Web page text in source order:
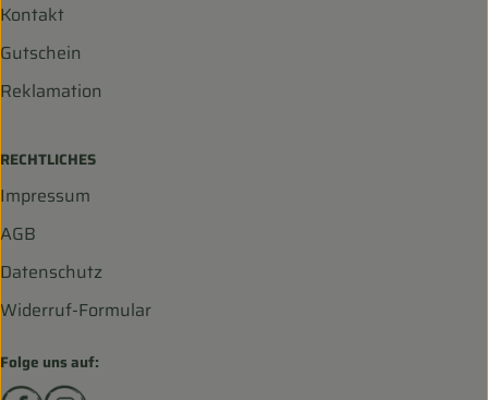
Kontakt
Gutschein
Reklamation
RECHTLICHES
Impressum
AGB
Datenschutz
Widerruf-Formular
Folge uns auf: